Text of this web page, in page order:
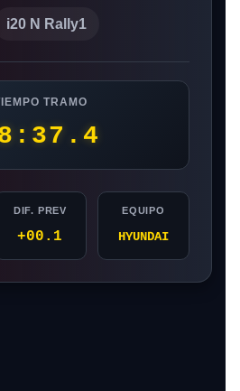
i20 N Rally1
TRAMO
DIF. PREV
+00.1
EQUIPO
HYUNDAI